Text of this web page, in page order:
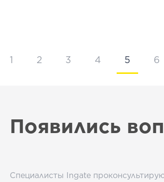
1 2 3 4 5 6
Появились
Специалисты Ingate